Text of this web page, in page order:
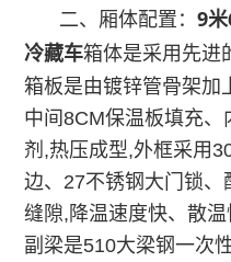
二、厢体配置：9
冷藏车箱体是采用先进
箱板是由镀锌管骨架加
中间8CM保温板填充
剂,热压成型,外框采用
边、27不锈钢大门锁
缝隙,降温速度快、散
副梁是510大梁钢一次